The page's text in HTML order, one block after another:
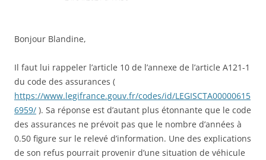
Bonjour Blandine,
Il faut lui rappeler l’article 10 de l’annexe de l’article A121-1
du code des assurances (
https://www.legifrance.gouv.fr/codes/id/LEGISCTA00000615
6959/ ). Sa réponse est d’autant plus étonnante que le code
des assurances ne prévoit pas que le nombre d’années à
0.50 figure sur le relevé d’information. Une des explications
de son refus pourrait provenir d’une situation de véhicule